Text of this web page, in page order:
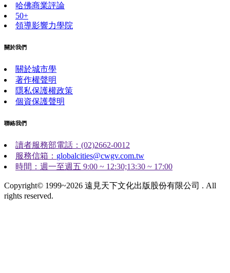
哈佛商業評論
50+
領導影響力學院
關於我們
關於城市學
著作權聲明
隱私保護權政策
個資保護聲明
聯絡我們
讀者服務部電話：(02)2662-0012
服務信箱： globalcities@cwgv.com.tw
時間：週一至週五 9:00 ~ 12:30;13:30 ~ 17:00
Copyright© 1999~2026 遠見天下文化出版股份有限公司 . All
rights reserved.